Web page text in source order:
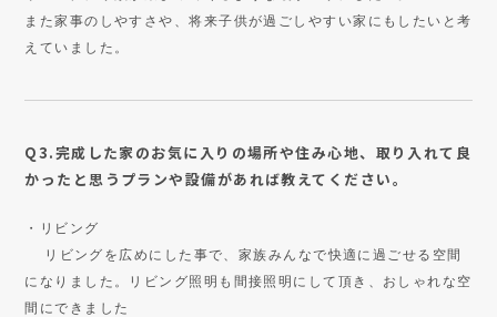
また家事のしやすさや、将来子供が過ごしやすい家にもしたいと考
えていました。
Q3.完成した家のお気に入りの場所や住み心地、取り入れて良
かったと思うプランや設備があれば教えてください。
・リビング
リビングを広めにした事で、家族みんなで快適に過ごせる空間
になりました。リビング照明も間接照明にして頂き、おしゃれな空
間にできました